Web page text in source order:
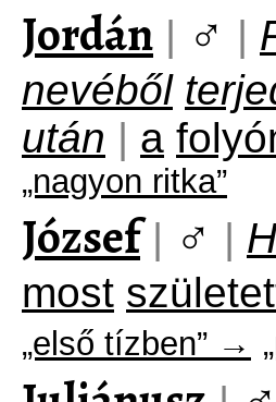
Jordán | ♂ |
nevéből
után | a
„nagyon ritka”
József | ♂ |
most
„első tízben” →